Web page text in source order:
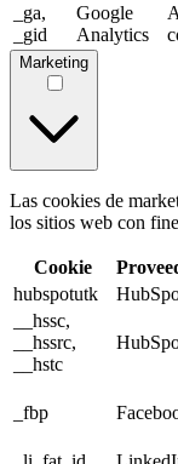
_ga,
_gid
Google
Analytics
Marketing
Las cookies de
los sitios web con
Cookie
hubspotutk
__hssc,
__hssrc,
__hstc
_fbp